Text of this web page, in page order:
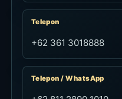
Telepon
+62 361 3018888
Telepon / WhatsApp